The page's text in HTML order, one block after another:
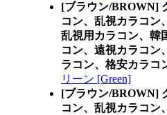
[ブラウン/BROWN]
コン、乱視カラコン
乱視用カラコン、韓
コン、遠視カラコン
ラコン、格安カラコ
リーン [Green]
[ブラウン/BROWN]
コン、乱視カラコン